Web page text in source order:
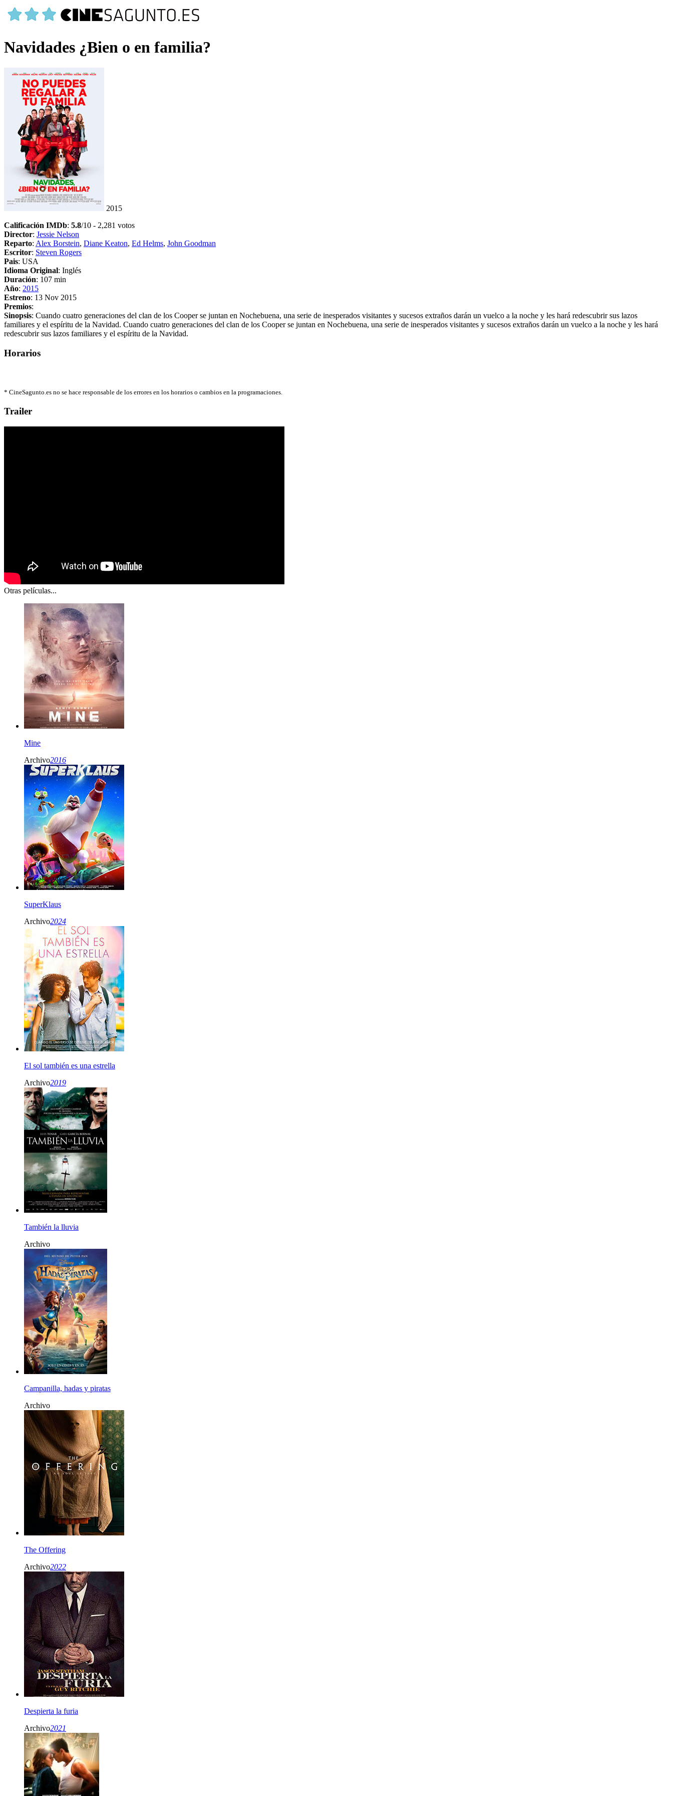
Navidades ¿Bien o en familia?
2015
Calificación IMDb: 5.8/10 - 2,281 votos
Director: Jessie Nelson
Reparto: Alex Borstein, Diane Keaton, Ed Helms, John Goodman
Escritor: Steven Rogers
Pais: USA
Idioma Original: Inglés
Duración: 107 min
Año: 2015
Estreno: 13 Nov 2015
Premios:
Sinopsis: Cuando cuatro generaciones del clan de los Cooper se juntan en Nochebuena, una serie de inesperados visitantes y sucesos extraños darán un vuelco a la noche y les hará redescubrir sus lazos
familiares y el espíritu de la Navidad. Cuando cuatro generaciones del clan de los Cooper se juntan en Nochebuena, una serie de inesperados visitantes y sucesos extraños darán un vuelco a la noche y les hará
redescubrir sus lazos familiares y el espíritu de la Navidad.
Horarios
* CineSagunto.es no se hace responsable de los errores en los horarios o cambios en la programaciones.
Trailer
Otras películas...
Mine
Archivo2016
SuperKlaus
Archivo2024
El sol también es una estrella
Archivo2019
También la lluvia
Archivo
Campanilla, hadas y piratas
Archivo
The Offering
Archivo2022
Despierta la furia
Archivo2021